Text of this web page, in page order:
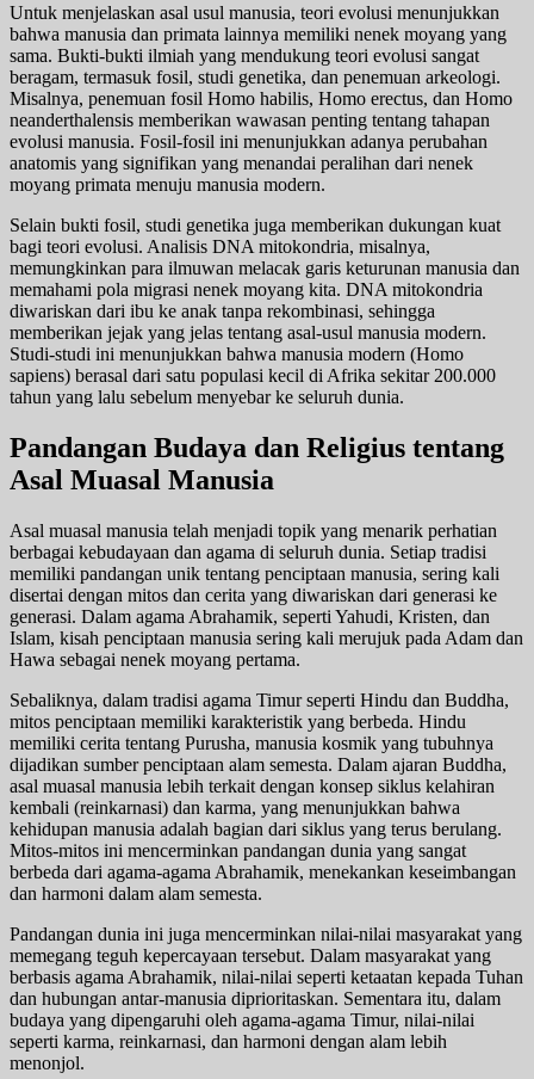
Untuk menjelaskan asal usul manusia, teori evolusi menunjukkan
bahwa manusia dan primata lainnya memiliki nenek moyang yang
sama. Bukti-bukti ilmiah yang mendukung teori evolusi sangat
beragam, termasuk fosil, studi genetika, dan penemuan arkeologi.
Misalnya, penemuan fosil Homo habilis, Homo erectus, dan Homo
neanderthalensis memberikan wawasan penting tentang tahapan
evolusi manusia. Fosil-fosil ini menunjukkan adanya perubahan
anatomis yang signifikan yang menandai peralihan dari nenek
moyang primata menuju manusia modern.
Selain bukti fosil, studi genetika juga memberikan dukungan kuat
bagi teori evolusi. Analisis DNA mitokondria, misalnya,
memungkinkan para ilmuwan melacak garis keturunan manusia dan
memahami pola migrasi nenek moyang kita. DNA mitokondria
diwariskan dari ibu ke anak tanpa rekombinasi, sehingga
memberikan jejak yang jelas tentang asal-usul manusia modern.
Studi-studi ini menunjukkan bahwa manusia modern (Homo
sapiens) berasal dari satu populasi kecil di Afrika sekitar 200.000
tahun yang lalu sebelum menyebar ke seluruh dunia.
Pandangan Budaya dan Religius tentang
Asal Muasal Manusia
Asal muasal manusia telah menjadi topik yang menarik perhatian
berbagai kebudayaan dan agama di seluruh dunia. Setiap tradisi
memiliki pandangan unik tentang penciptaan manusia, sering kali
disertai dengan mitos dan cerita yang diwariskan dari generasi ke
generasi. Dalam agama Abrahamik, seperti Yahudi, Kristen, dan
Islam, kisah penciptaan manusia sering kali merujuk pada Adam dan
Hawa sebagai nenek moyang pertama.
Sebaliknya, dalam tradisi agama Timur seperti Hindu dan Buddha,
mitos penciptaan memiliki karakteristik yang berbeda. Hindu
memiliki cerita tentang Purusha, manusia kosmik yang tubuhnya
dijadikan sumber penciptaan alam semesta. Dalam ajaran Buddha,
asal muasal manusia lebih terkait dengan konsep siklus kelahiran
kembali (reinkarnasi) dan karma, yang menunjukkan bahwa
kehidupan manusia adalah bagian dari siklus yang terus berulang.
Mitos-mitos ini mencerminkan pandangan dunia yang sangat
berbeda dari agama-agama Abrahamik, menekankan keseimbangan
dan harmoni dalam alam semesta.
Pandangan dunia ini juga mencerminkan nilai-nilai masyarakat yang
memegang teguh kepercayaan tersebut. Dalam masyarakat yang
berbasis agama Abrahamik, nilai-nilai seperti ketaatan kepada Tuhan
dan hubungan antar-manusia diprioritaskan. Sementara itu, dalam
budaya yang dipengaruhi oleh agama-agama Timur, nilai-nilai
seperti karma, reinkarnasi, dan harmoni dengan alam lebih
menonjol.